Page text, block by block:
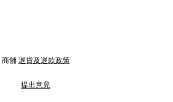
商舖 退貨及退款政策
提出意見